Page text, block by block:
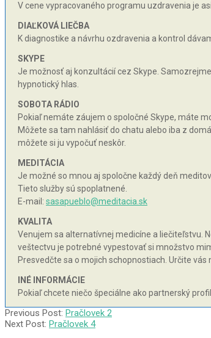
V cene vypracovaného programu uzdravenia je
DIAĽKOVÁ LIEČBA
K diagnostike a návrhu ozdravenia a kontrol
SKYPE
Je možnosť aj konzultácií cez Skype.
hypnotický hlas.
SOBOTA RÁDIO
Pokiaľ nemáte záujem o spoločné Skype, máte
Môžete sa tam nahlásiť do chatu alebo iba z
môžete si ju vypočuť neskôr.
MEDITÁCIA
Je možné so mnou aj spoločne každý deň
Tieto služby sú spoplatnené.
E-mail: sasapueblo@meditacia.sk
KVALITA
Venujem sa alternatívnej medicíne a liečiteľstvu.
veštectvu je potrebné vypestovať si množstvo
Presvedčte sa o mojich schopnostiach. Určite vás
INÉ INFORMÁCIE
Pokiaľ chcete niečo špeciálne ako partnerský
2003-
05-
Previous Post: Pračlovek 2
Next Post: Pračlovek 4